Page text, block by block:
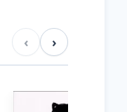
‹ ›